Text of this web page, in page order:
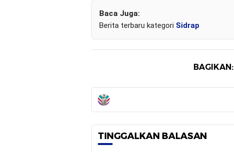
Baca Juga:
Berita terbaru kategori Sidrap
BAGIKAN:
TINGGALKAN BALASAN